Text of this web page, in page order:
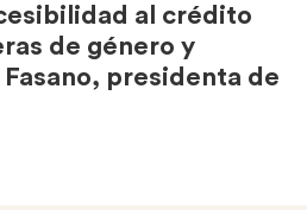
al crédito
de género y
presidenta de